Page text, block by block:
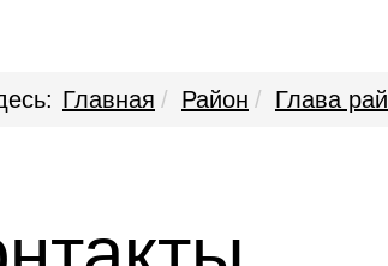
Главная Район Глава